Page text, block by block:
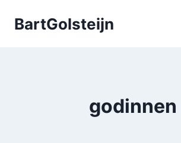
naarBartGolsteijn
godinnen